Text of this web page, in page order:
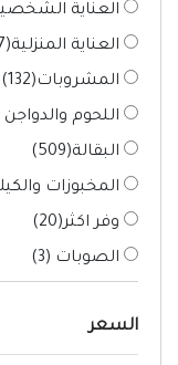
العناية
العناية المنزلية(
المشروبات(132
)
اللحوم
البقالة(509
)
المخبوزات
وفر اكثر(20
)
الصوبات (3
)
السعر